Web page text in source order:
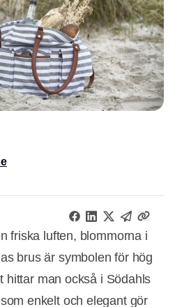
friska luften, blommorna i
brus är symbolen för hög
hittar man också i Södahls
enkelt och elegant gör